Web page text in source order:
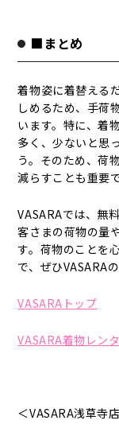
■まとめ
着物姿に着替える
しめるため、手荷
います。特に、着
多く、少ないと思
う。そのため、荷
減らすことも重要で
VASARAでは、無
客さまの荷物の量
す。荷物のことを
で、ぜひVASARA
VASARAトップ
VASARA着物レン
＜VASARA浅草寺